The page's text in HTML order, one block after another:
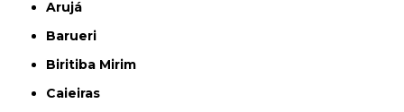
Arujá
Barueri
Biritiba Mirim
Caieiras